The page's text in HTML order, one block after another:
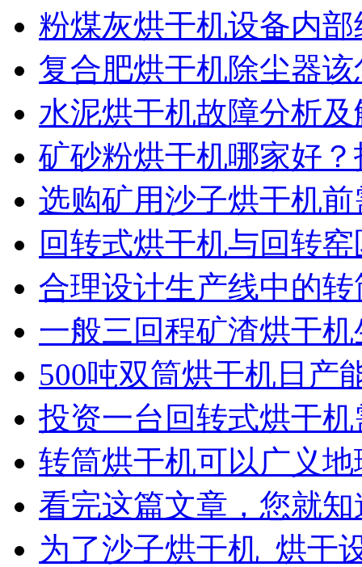
粉煤灰烘干机设备内
复合肥烘干机除尘器
水泥烘干机故障分析
矿砂粉烘干机哪家好
选购矿用沙子烘干机
回转式烘干机与回转
合理设计生产线中的
一般三回程矿渣烘干
500吨双筒烘干机日产
投资一台回转式烘干
转筒烘干机可以广义
看完这篇文章，您就
为了沙子烘干机_烘干